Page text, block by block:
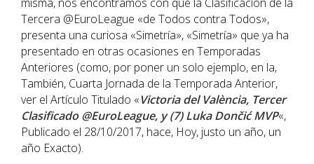
Tercera @EuroLeague «de Todos contra Todos»,
presenta una curiosa «Simetría», «Simetría» que ya ha
presentado en otras ocasiones en Temporadas
Anteriores (como, por poner un solo ejemplo, en la,
También, Cuarta Jornada de la Temporada Anterior,
ver el Artículo Titulado «Victoria del València, Tercer
Clasificado @EuroLeague, y (7) Luka Dončić MVP«,
Publicado el 28/10/2017, hace, Hoy, justo un año, un
año Exacto).